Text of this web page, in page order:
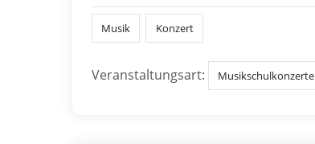
Musik Konzert
Veranstaltungsart: Musikschulkonzerte